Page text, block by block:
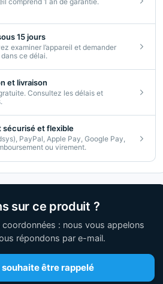
15 jours
examiner l’appareil et demander
ce délai.
et livraison
Consultez les délais et
sécurisé et flexible
PayPal, Apple Pay, Google Pay,
ou virement.
sur ce produit ?
: nous vous appelons
répondons par e-mail.
souhaite être rappelé